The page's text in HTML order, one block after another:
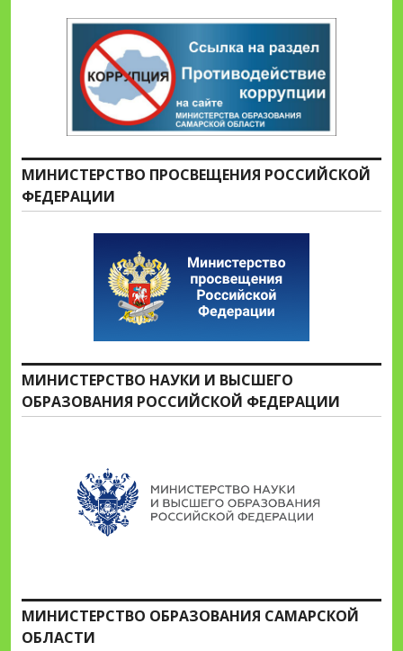
МИНИСТЕРСТВО ПРОСВЕЩЕНИЯ РОССИЙСКОЙ
ФЕДЕРАЦИИ
МИНИСТЕРСТВО НАУКИ И ВЫСШЕГО
ОБРАЗОВАНИЯ РОССИЙСКОЙ ФЕДЕРАЦИИ
МИНИСТЕРСТВО ОБРАЗОВАНИЯ САМАРСКОЙ
ОБЛАСТИ